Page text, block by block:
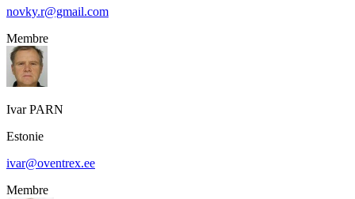
novky.r@gmail.com
Membre
IvarPARN
Estonie
ivar@oventrex.ee
Membre